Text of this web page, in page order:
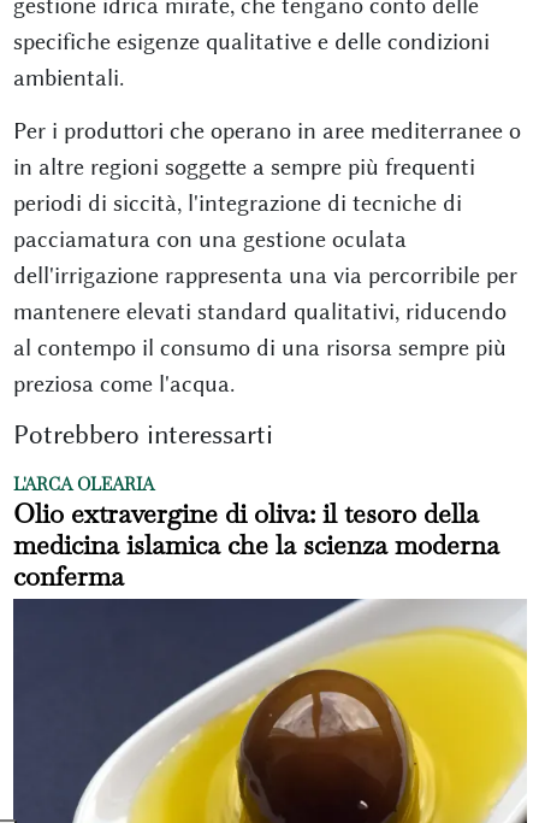
specifiche esigenze qualitative e delle condizioni
ambientali.
Per i produttori che operano in aree mediterranee o
in altre regioni soggette a sempre più frequenti
periodi di siccità, l'integrazione di tecniche di
pacciamatura con una gestione oculata
dell'irrigazione rappresenta una via percorribile per
mantenere elevati standard qualitativi, riducendo
al contempo il consumo di una risorsa sempre più
preziosa come l'acqua.
Potrebbero interessarti
L'ARCA OLEARIA
Olio extravergine di oliva: il tesoro della
medicina islamica che la scienza moderna
conferma